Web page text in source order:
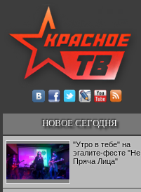
НОВОЕ СЕГОДНЯ
"Утро в тебе" на
эгалите-фесте "Не
Пряча Лица"